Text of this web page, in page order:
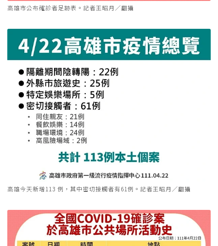
高雄市公布確診者足跡表。記者王昭月／翻攝
高雄今天新增113 例，其中密切接觸者有61例。記者王昭月／翻攝